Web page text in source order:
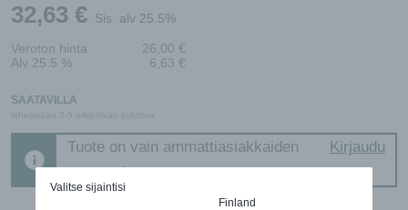
Valitse sijaintisi
Finland
32,63 € Sis. alv 25.5%
Veroton hinta 26,00 €
Alv 25.5 %
6,63 €
SAATAVILLA
Tuote on vain ammattiasiakkaiden
ostettavissa
Kirjaudu